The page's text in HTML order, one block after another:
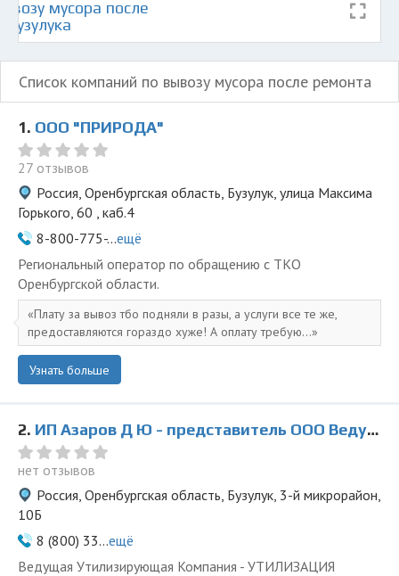
мусора после
Список компаний по вывозу мусора после ремонта
1. ООО "ПРИРОДА"
27 отзывов
Россия, Оренбургская область, Бузулук, улица Максима
Горького, 60 , каб.4
8-800-775-...ещё
Региональный оператор по обращению с ТКО
Оренбургской области.
Плату за вывоз тбо подняли в разы, а услуги все те же,
предоставляются гораздо хуже! А оплату требую...
Узнать больше
2. ИП Азаров Д Ю - представитель ООО Ведущая Утилизирующая Компания
нет отзывов
Россия, Оренбургская область, Бузулук, 3-й микрорайон,
10Б
8 (800) 33...ещё
Ведущая Утилизирующая Компания - УТИЛИЗАЦИЯ